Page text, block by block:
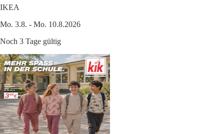
IKEA
Mo. 3.8. - Mo. 10.8.2026
Noch 3 Tage gültig